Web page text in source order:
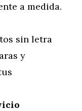
a medida.
sin letra
y